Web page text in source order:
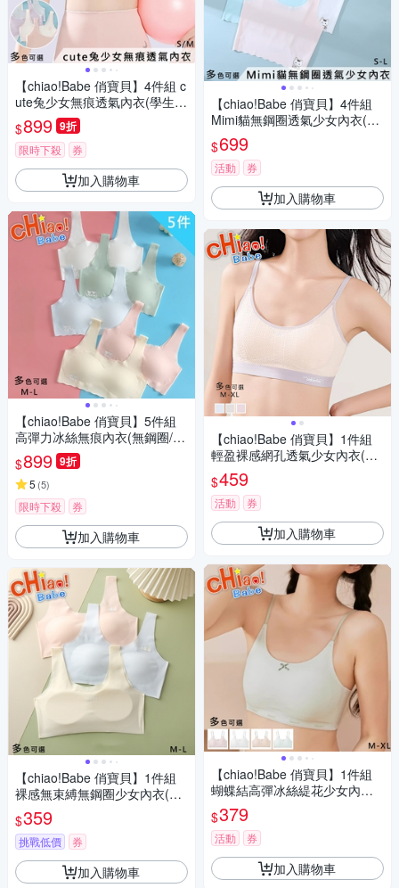
【chiao!Babe 俏寶貝】4件組 c
ute兔少女無痕透氣內衣(學生/
兒童/S-M/四色可選)
$899 9折
限時下殺 券
加入購物車
【chiao!Babe 俏寶貝】5件組
高彈力冰絲無痕內衣(無鋼圈/學
生/兒童/少女)
$899 9折
5 (5)
限時下殺 券
加入購物車
【chiao!Babe 俏寶貝】1件組
裸感無束縛無鋼圈少女內衣(M-
L/無鋼圈/學生/兒童/少女/5色可
選)
$359
挑戰低價 券
加入購物車
【chiao!Babe 俏寶貝】4件組
Mimi貓無鋼圈透氣少女內衣(學
生/兒童/S-L/四色可選)
$699
活動 券
加入購物車
【chiao!Babe 俏寶貝】1件組
輕盈裸感網孔透氣少女內衣(M-
XL/無鋼圈/學生/兒童/少女/三色
可選)
$459
活動 券
加入購物車
【chiao!Babe 俏寶貝】1件組
蝴蝶結高彈冰絲緹花少女內衣-
吊帶款(M-XL/無鋼圈/學生/兒
童/少女/4色可選)
$379
活動 券
加入購物車